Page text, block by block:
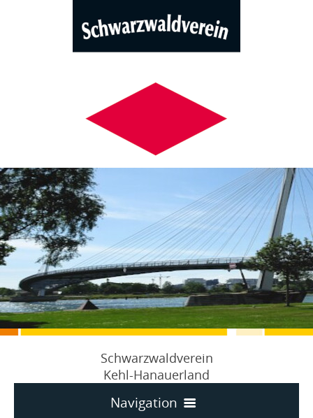
Schwarzwaldverein
Kehl-Hanauerland
Navigation